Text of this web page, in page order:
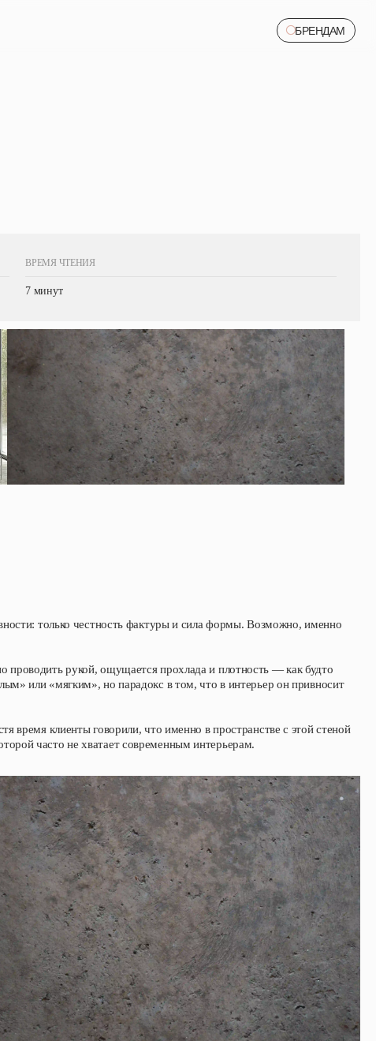
БРЕНДАМ
ВРЕМЯ ЧТЕНИЯ
7 минут
только честность фактуры и сила формы. Возможно, именно
проводить рукой, ощущается прохлада и плотность — как будто
или «мягким», но парадокс в том, что в интерьер он привносит
время клиенты говорили, что именно в пространстве с этой стеной
часто не хватает современным интерьерам.